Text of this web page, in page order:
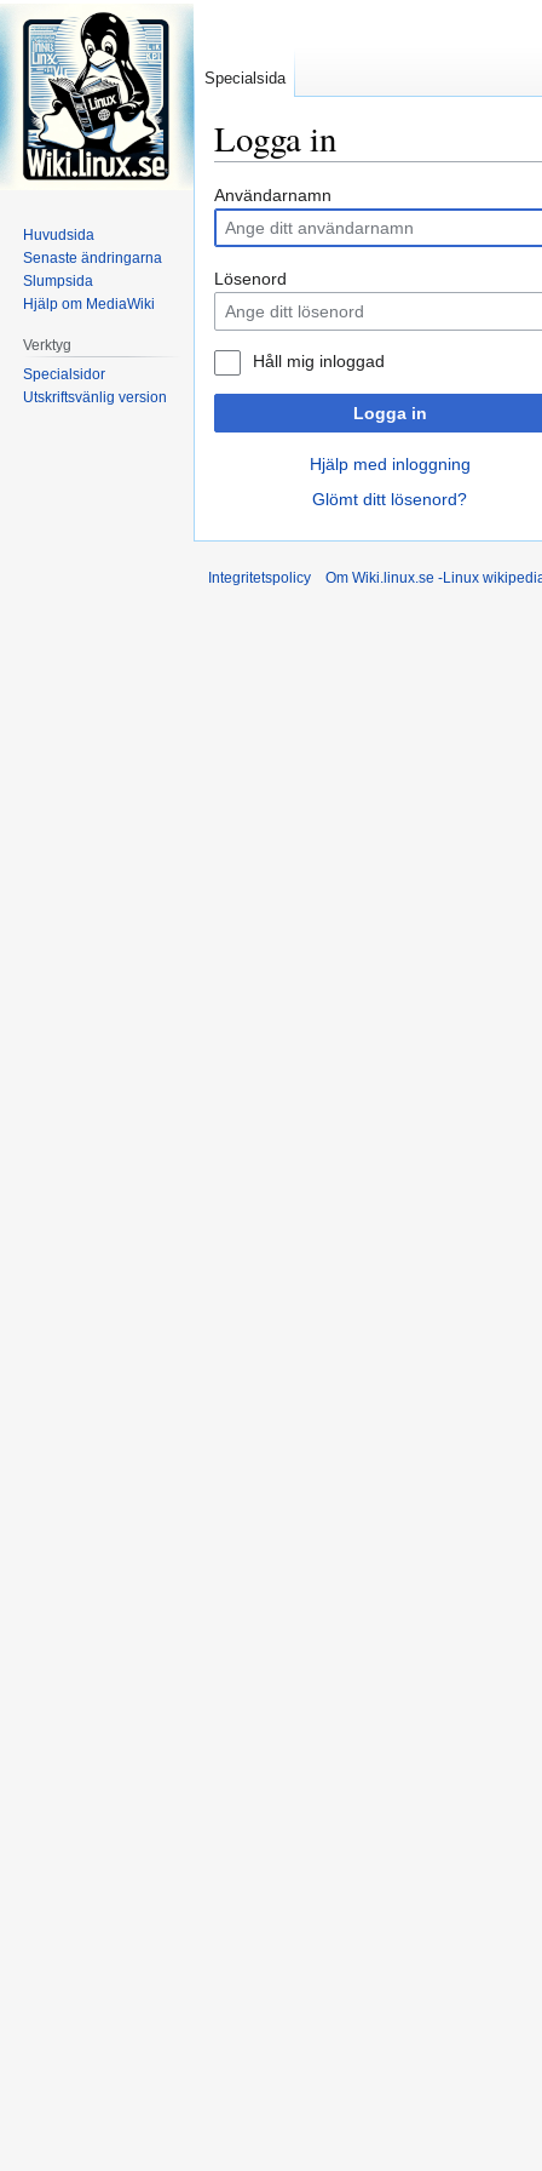
Logga in
Hoppa
till
navigering
Hoppa
till
sök
Användarnamn
Lösenord
Håll mig inloggad
Logga in
Hjälp med inloggning
Glömt ditt lösenord?
Specialsida
Huvudsida
Senaste ändringarna
Slumpsida
Hjälp om MediaWiki
Verktyg
Specialsidor
Utskriftsvänlig version
Integritetspolicy Om Wiki.linux.se -Linux